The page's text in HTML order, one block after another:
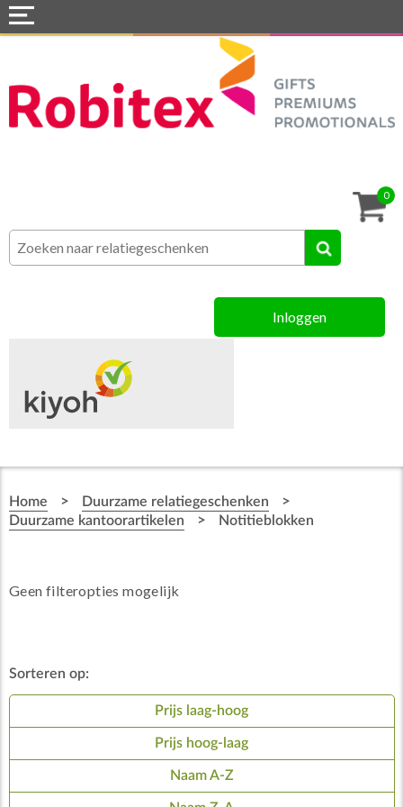
0
Inloggen
Webshops
Textiel
Home > Duurzame relatiegeschenken >
Duurzame kantoorartikelen > Notitieblokken
Geen filteropties mogelijk
Sorteren op:
Prijs laag-hoog
Prijs hoog-laag
Naam A-Z